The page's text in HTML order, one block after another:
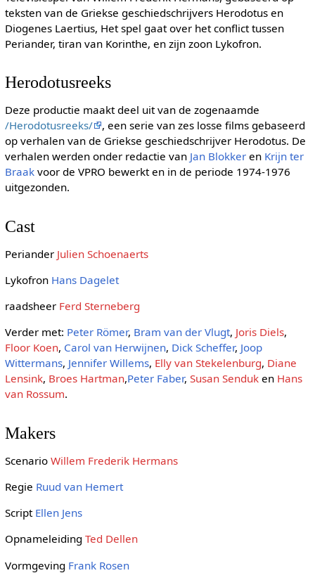
teksten van de Griekse geschiedschrijvers Herodotus en
Diogenes Laertius, Het spel gaat over het conflict tussen
Periander, tiran van Korinthe, en zijn zoon Lykofron.
Herodotusreeks
Deze productie maakt deel uit van de zogenaamde
/Herodotusreeks/
, een serie van zes losse films gebaseerd
op verhalen van de Griekse geschiedschrijver Herodotus. De
verhalen werden onder redactie van Jan Blokkeren Krijn ter
Braakvoor de VPRO bewerkt en in de periode 1974-1976
uitgezonden.
Cast
Periander Julien Schoenaerts
Lykofron Hans Dagelet
raadsheer Ferd Sterneberg
Verder met: Peter Römer, Bram van der Vlugt, Joris Diels,
Floor Koen, Carol van Herwijnen, Dick Scheffer, Joop
Wittermans, Jennifer Willems, Elly van Stekelenburg, Diane
Lensink, Broes Hartman,Peter Faber, Susan Senduken Hans
van Rossum.
Makers
Scenario Willem Frederik Hermans
Regie Ruud van Hemert
Script Ellen Jens
Opnameleiding Ted Dellen
Vormgeving Frank Rosen